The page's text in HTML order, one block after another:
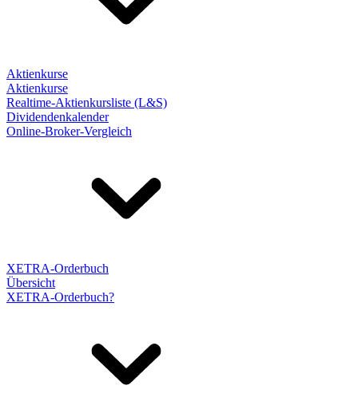
Aktienkurse
Aktienkurse
Realtime-Aktienkursliste (L&S)
Dividendenkalender
Online-Broker-Vergleich
XETRA-Orderbuch
Übersicht
XETRA-Orderbuch?